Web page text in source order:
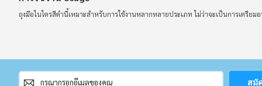
ถุงมือไนไตรสีดำนี้เหมาะสำหรับการใช้งานหลากหลายประเภท ไม่ว่าจะเป็นการเตรี
สมัคร
สมั